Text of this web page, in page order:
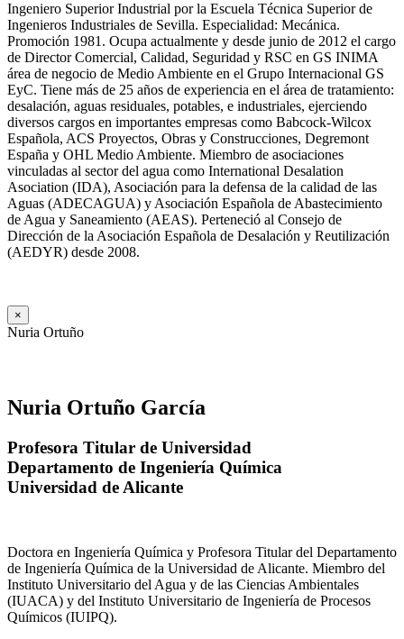
Ingeniero Superior Industrial por la Escuela Técnica Superior de
Ingenieros Industriales de Sevilla. Especialidad: Mecánica.
Promoción 1981. Ocupa actualmente y desde junio de 2012 el cargo
de Director Comercial, Calidad, Seguridad y RSC en GS INIMA
área de negocio de Medio Ambiente en el Grupo Internacional GS
EyC. Tiene más de 25 años de experiencia en el área de tratamiento:
desalación, aguas residuales, potables, e industriales, ejerciendo
diversos cargos en importantes empresas como Babcock-Wilcox
Española, ACS Proyectos, Obras y Construcciones, Degremont
España y OHL Medio Ambiente. Miembro de asociaciones
vinculadas al sector del agua como International Desalation
Asociation (IDA), Asociación para la defensa de la calidad de las
Aguas (ADECAGUA) y Asociación Española de Abastecimiento
de Agua y Saneamiento (AEAS). Perteneció al Consejo de
Dirección de la Asociación Española de Desalación y Reutilización
(AEDYR) desde 2008.
×
Nuria Ortuño
Nuria Ortuño García
Profesora Titular de Universidad
Departamento de Ingeniería Química
Universidad de Alicante
Doctora en Ingeniería Química y Profesora Titular del Departamento
de Ingeniería Química de la Universidad de Alicante. Miembro del
Instituto Universitario del Agua y de las Ciencias Ambientales
(IUACA) y del Instituto Universitario de Ingeniería de Procesos
Químicos (IUIPQ).